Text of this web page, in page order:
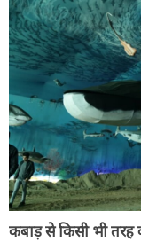
कबाड़ से किसी भी